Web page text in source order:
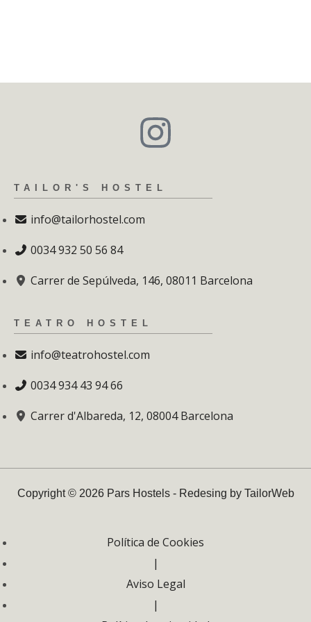
TAILOR'S HOSTEL
info@tailorhostel.com
0034 932 50 56 84
Carrer de Sepúlveda, 146, 08011 Barcelona
TEATRO HOSTEL
info@teatrohostel.com
0034 934 43 94 66
Carrer d'Albareda, 12, 08004 Barcelona
Copyright © 2026 Pars Hostels - Redesing by TailorWeb
Política de Cookies
|
Aviso Legal
|